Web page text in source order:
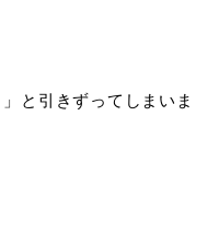
」と引きずってしまいま